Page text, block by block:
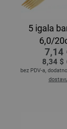
5 igala
6,0/
7,14
8,34 $
bez PDV-a, dodatno